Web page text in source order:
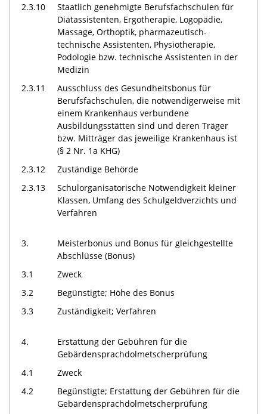
2.3.10
Staatlich genehmigte Berufsfachschulen für
Diätassistenten, Ergotherapie, Logopädie,
Massage, Orthoptik, pharmazeutisch-
technische Assistenten, Physiotherapie,
Podologie bzw. technische Assistenten in der
Medizin
2.3.11
Ausschluss des Gesundheitsbonus für
Berufsfachschulen, die notwendigerweise mit
einem Krankenhaus verbundene
Ausbildungsstätten sind und deren Träger
bzw. Mitträger das jeweilige Krankenhaus ist
(§ 2 Nr. 1a KHG)
2.3.12
Zuständige Behörde
2.3.13
Schulorganisatorische Notwendigkeit kleiner
Klassen, Umfang des Schulgeldverzichts und
Verfahren
3.
Meisterbonus und Bonus für gleichgestellte
Abschlüsse (Bonus)
3.1
Zweck
3.2
Begünstigte; Höhe des Bonus
3.3
Zuständigkeit; Verfahren
4.
Erstattung der Gebühren für die
Gebärdensprachdolmetscherprüfung
4.1
Zweck
4.2
Begünstigte; Erstattung der Gebühren für die
Gebärdensprachdolmetscherprüfung